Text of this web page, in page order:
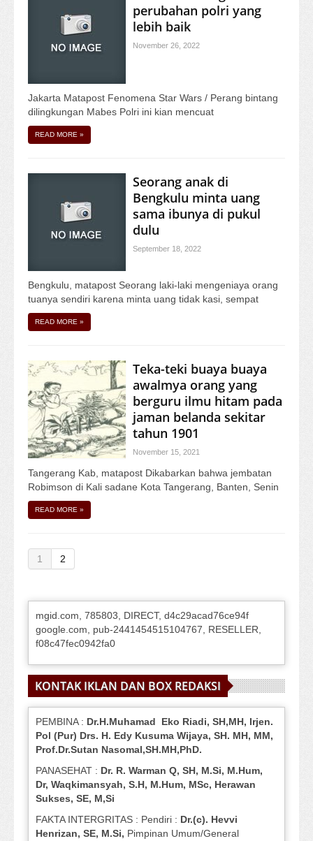
perubahan polri yang
lebih baik
November 26, 2022
Jakarta Matapost Fenomena Star Wars / Perang bintang
dilingkungan Mabes Polri ini kian mencuat
READ MORE »
Seorang anak di
Bengkulu minta uang
sama ibunya di pukul
dulu
September 18, 2022
Bengkulu, matapost Seorang laki-laki mengeniaya orang
tuanya sendiri karena minta uang tidak kasi, sempat
READ MORE »
Teka-teki buaya buaya
awalmya orang yang
berguru ilmu hitam pada
jaman belanda sekitar
tahun 1901
November 15, 2021
Tangerang Kab, matapost Dikabarkan bahwa jembatan
Robimson di Kali sadane Kota Tangerang, Banten, Senin
READ MORE »
1 2
mgid.com, 785803, DIRECT, d4c29acad76ce94f
google.com, pub-2441454515104767, RESELLER,
f08c47fec0942fa0
KONTAK IKLAN DAN BOX REDAKSI
PEMBINA : Dr.H.Muhamad Eko Riadi, SH,MH, Irjen.
Pol (Pur) Drs. H. Edy Kusuma Wijaya, SH. MH, MM,
Prof.Dr.Sutan Nasomal,SH.MH,PhD.
PANASEHAT : Dr. R. Warman Q, SH, M.Si, M.Hum,
Dr, Waqkimansyah, S.H, M.Hum, MSc, Herawan
Sukses, SE, M,Si
FAKTA INTERGRITAS : Pendiri : Dr.(c). Hevvi
Henrizan, SE, M.Si, Pimpinan Umum/General